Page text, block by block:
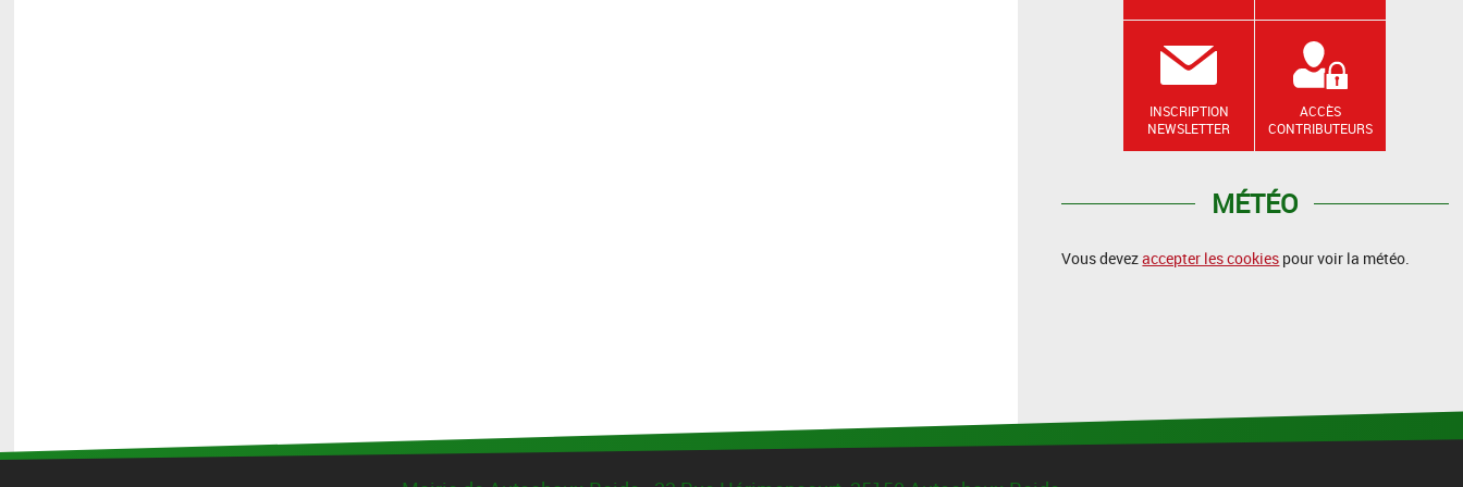
INSCRIPTION
NEWSLETTER
ACCÈS
CONTRIBUTEURS
MÉTÉO
Vous devezaccepter les cookies pour voir la météo.